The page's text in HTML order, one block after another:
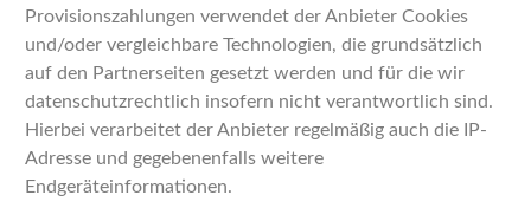
Provisionszahlungen verwendet der Anbieter Cookies
und/oder vergleichbare Technologien, die grundsätzlich
auf den Partnerseiten gesetzt werden und für die wir
datenschutzrechtlich insofern nicht verantwortlich sind.
Hierbei verarbeitet der Anbieter regelmäßig auch die IP-
Adresse und gegebenenfalls weitere
Endgeräteinformationen.